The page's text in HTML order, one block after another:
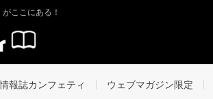
ここにある！
報誌カンフェティ ウェブマガジン限定